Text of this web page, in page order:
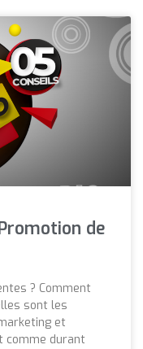
de
? Comment
sont les
et
comme durant